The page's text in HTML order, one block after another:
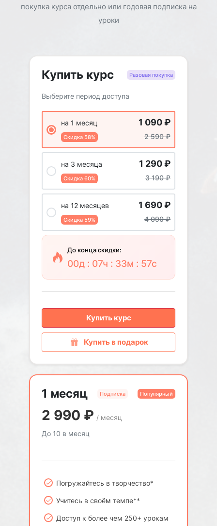
покупка курса отдельно или годовая подписка на
уроки
Купить курс Разовая покупка
Выберите период доступа
на 1 месяц
Скидка 58%
1 090₽
2 590₽
на 3 месяца
Скидка 60%
1 290₽
3 190₽
на 12 месяцев
Скидка 59%
1 690₽
4 090₽
До конца скидки:
00д : 07ч : 33м : 56с
Купить курс
Купить в подарок
1 месяц Подписка Популярный
2 990 ₽ / месяц
До 10 в месяц
Погружайтесь в творчество*
Учитесь в своём темпе**
Доступ к более чем 250+ урокам